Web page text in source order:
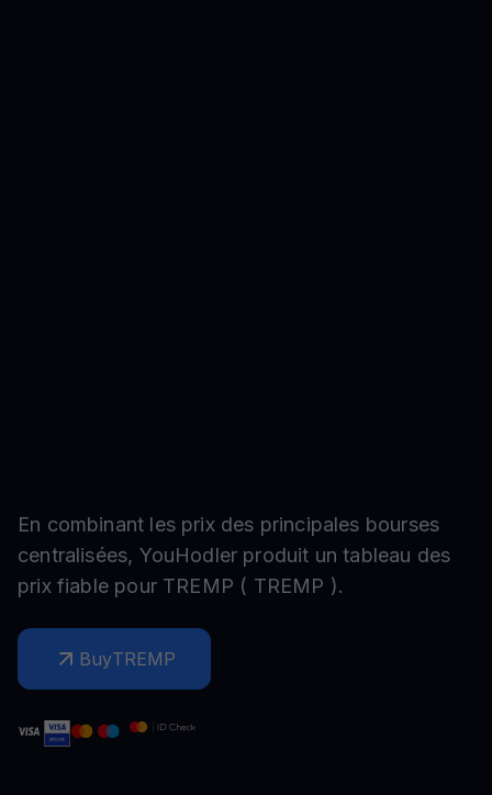
En combinant les prix des principales bourses
centralisées, YouHodler produit un tableau des
prix fiable pour TREMP ( TREMP ).
BuyTREMP